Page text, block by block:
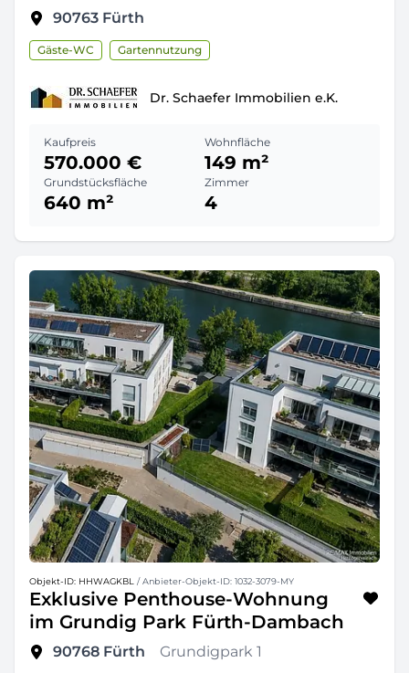
90763 Fürth
Gäste-WC Gartennutzung
Dr. Schaefer Immobilien e.K.
Kaufpreis
570.000 €
Wohnfläche
149 m²
Grundstücksfläche
640 m²
Zimmer
4
Objekt-ID: HHWAGKBL / Anbieter-Objekt-ID: 1032-3079-MY
Exklusive Penthouse-Wohnung
im Grundig Park Fürth-Dambach
90768 Fürth Grundigpark 1